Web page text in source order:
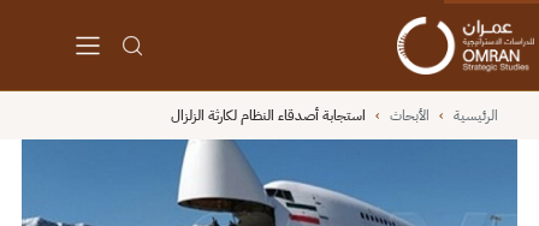
الرئيسية › الأبحاث › استجابة أصدقاء النظام لكارثة الزلزال